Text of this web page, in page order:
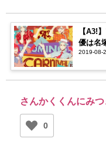
【A3!
優は名
2019-08-
さんかくくんにみつ
0